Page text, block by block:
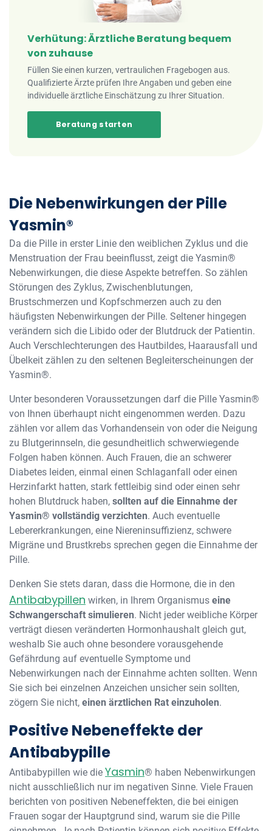
Verhütung: Ärztliche Beratung bequem
von zuhause
Füllen Sie einen kurzen, vertraulichen Fragebogen aus.
Qualifizierte Ärzte prüfen Ihre Angaben und geben eine
individuelle ärztliche Einschätzung zu Ihrer Situation.
Beratung starten
Die Nebenwirkungen der Pille
Yasmin®
Da die Pille in erster Linie den weiblichen Zyklus und die
Menstruation der Frau beeinflusst, zeigt die Yasmin®
Nebenwirkungen, die diese Aspekte betreffen. So zählen
Störungen des Zyklus, Zwischenblutungen,
Brustschmerzen und Kopfschmerzen auch zu den
häufigsten Nebenwirkungen der Pille. Seltener hingegen
verändern sich die Libido oder der Blutdruck der Patientin.
Auch Verschlechterungen des Hautbildes, Haarausfall und
Übelkeit zählen zu den seltenen Begleiterscheinungen der
Yasmin®.
Unter besonderen Voraussetzungen darf die Pille Yasmin®
von Ihnen überhaupt nicht eingenommen werden. Dazu
zählen vor allem das Vorhandensein von oder die Neigung
zu Blutgerinnseln, die gesundheitlich schwerwiegende
Folgen haben können. Auch Frauen, die an schwerer
Diabetes leiden, einmal einen Schlaganfall oder einen
Herzinfarkt hatten, stark fettleibig sind oder einen sehr
hohen Blutdruck haben, sollten auf die Einnahme der
Yasmin® vollständig verzichten. Auch eventuelle
Lebererkrankungen, eine Niereninsuffizienz, schwere
Migräne und Brustkrebs sprechen gegen die Einnahme der
Pille.
Denken Sie stets daran, dass die Hormone, die in den
Antibabypillen wirken, in Ihrem Organismus eine
Schwangerschaft simulieren. Nicht jeder weibliche Körper
verträgt diesen veränderten Hormonhaushalt gleich gut,
weshalb Sie auch ohne besondere vorausgehende
Gefährdung auf eventuelle Symptome und
Nebenwirkungen nach der Einnahme achten sollten. Wenn
Sie sich bei einzelnen Anzeichen unsicher sein sollten,
zögern Sie nicht, einen ärztlichen Rat einzuholen.
Positive Nebeneffekte der
Antibabypille
Antibabypillen wie die Yasmin® haben Nebenwirkungen
nicht ausschließlich nur im negativen Sinne. Viele Frauen
berichten von positiven Nebeneffekten, die bei einigen
Frauen sogar der Hauptgrund sind, warum sie die Pille